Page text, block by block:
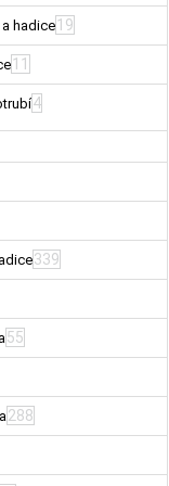
hadice 19
11
4
339
55
288